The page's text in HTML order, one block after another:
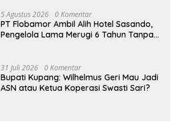
5 Agustus 2026 0 Komentar
PT Flobamor Ambil Alih Hotel Sasando,
Pengelola Lama Merugi 6 Tahun Tanpa
31 Juli 2026 0 Komentar
Bupati Kupang: Wilhelmus Geri Mau Jadi
ASN atau Ketua Koperasi Swasti Sari?